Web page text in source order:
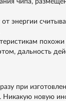
чипа,
энергии
похожи
дальность
при
Никакую новую